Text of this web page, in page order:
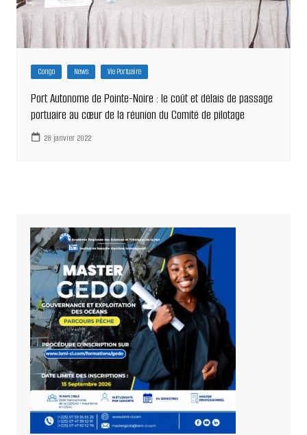
Congo News Vie Portuaire
Port Autonome de Pointe-Noire : le coût et délais de passage
portuaire au cœur de la réunion du Comité de pilotage
28 janvier 2022